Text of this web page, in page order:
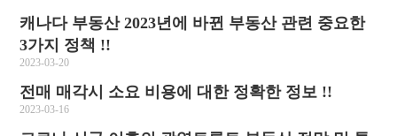
캐나다 부동산 2023년에 바뀐 부동산 관련 중요한
3가지 정책 !!
2023-03-20
전매 매각시 소요 비용에 대한 정확한 정보 !!
2023-03-16